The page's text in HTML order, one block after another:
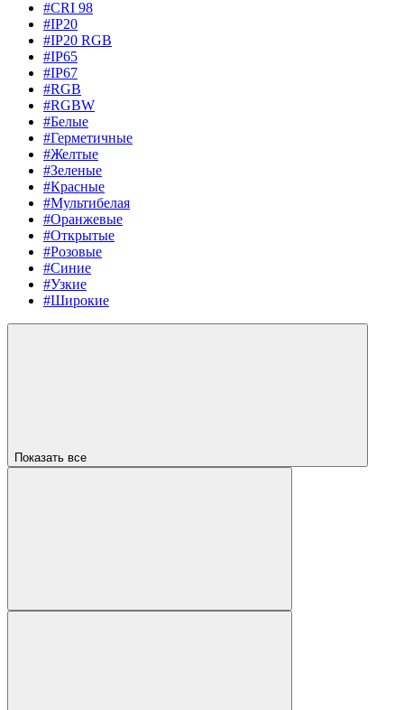
#CRI 98
#IP20
#IP20 RGB
#IP65
#IP67
#RGB
#RGBW
#Белые
#Герметичные
#Желтые
#Зеленые
#Красные
#Мультибелая
#Оранжевые
#Открытые
#Розовые
#Синие
#Узкие
#Широкие
Показать все